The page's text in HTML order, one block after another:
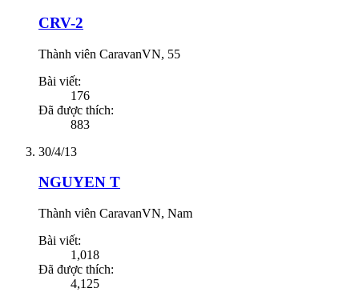
CRV-2
Thành viên CaravanVN, 55
Bài viết:
176
Đã được thích:
883
30/4/13
NGUYEN T
Thành viên CaravanVN, Nam
Bài viết:
1,018
Đã được thích:
4,125